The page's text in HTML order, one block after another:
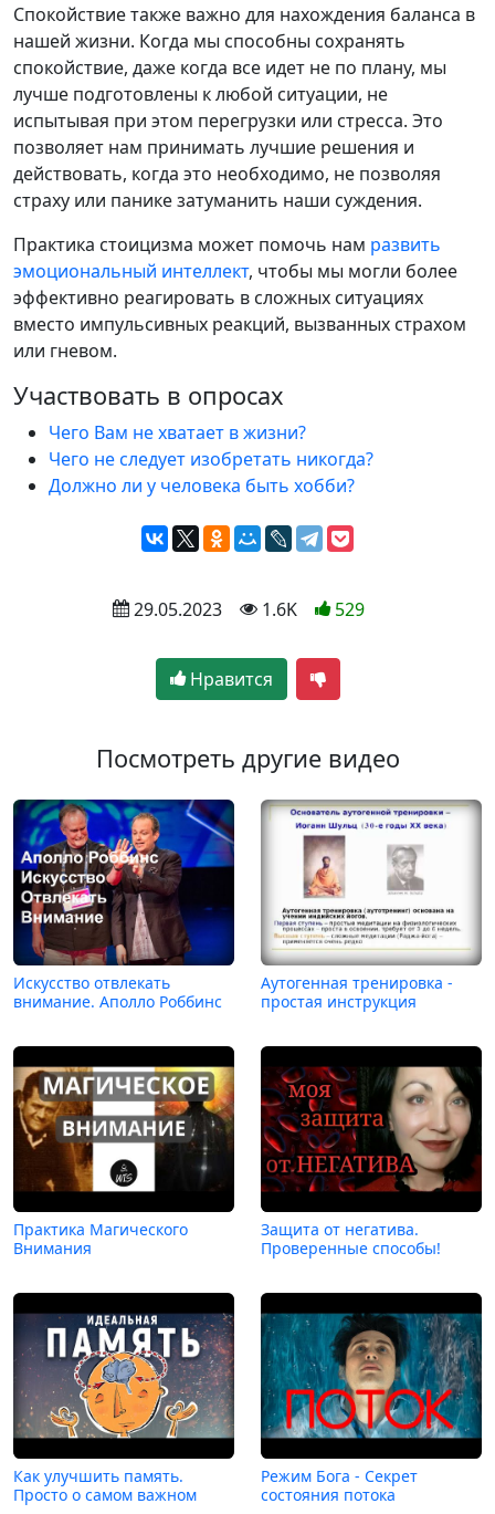
Спокойствие также важно для нахождения баланса в
нашей жизни. Когда мы способны сохранять
спокойствие, даже когда все идет не по плану, мы
лучше подготовлены к любой ситуации, не
испытывая при этом перегрузки или стресса. Это
позволяет нам принимать лучшие решения и
действовать, когда это необходимо, не позволяя
страху или панике затуманить наши суждения.
Практика стоицизма может помочь нам развить
эмоциональный интеллект, чтобы мы могли более
эффективно реагировать в сложных ситуациях
вместо импульсивных реакций, вызванных страхом
или гневом.
Участвовать в опросах
Чего Вам не хватает в жизни?
Чего не следует изобретать никогда?
Должно ли у человека быть хобби?
29.05.2023 1.6K 529
Нравится
Посмотреть другие видео
Искусство отвлекать
внимание. Аполло Роббинс
Аутогенная тренировка -
простая инструкция
Практика Магического
Внимания
Защита от негатива.
Проверенные способы!
Как улучшить память.
Просто о самом важном
Режим Бога - Секрет
состояния потока